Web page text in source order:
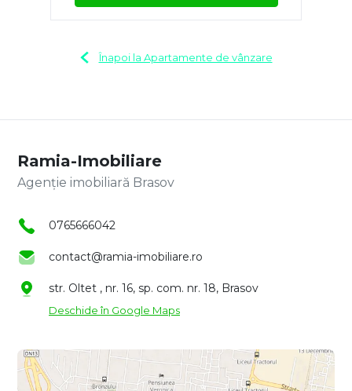
Înapoi la Apartamente de vânzare
Ramia-Imobiliare
Agenție imobiliară Brasov
0765666042
contact@ramia-imobiliare.ro
str. Oltet , nr. 16, sp. com. nr. 18, Brasov
Deschide în Google Maps